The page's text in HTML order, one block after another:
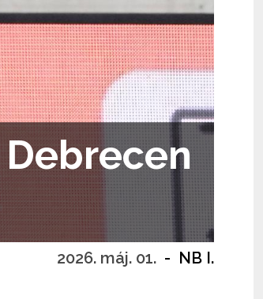
2026. máj. 01. - NB I.